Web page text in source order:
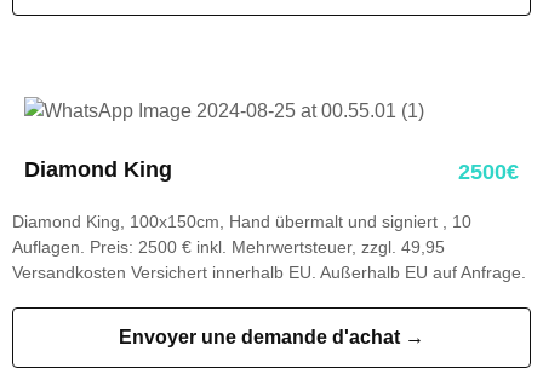
Diamond King 2500€
Diamond King, 100x150cm, Hand übermalt und signiert , 10
Auflagen. Preis: 2500 € inkl. Mehrwertsteuer, zzgl. 49,95
Versandkosten Versichert innerhalb EU. Außerhalb EU auf Anfrage.
Envoyer une demande d'achat →